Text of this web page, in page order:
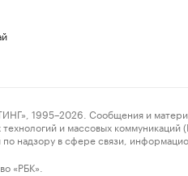
Сообщения и
и массовых
надзору в сфере связи,
«РБК».